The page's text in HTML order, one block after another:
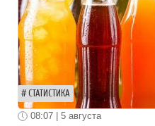
СТАТИСТИКА
08:07 | 5 августа